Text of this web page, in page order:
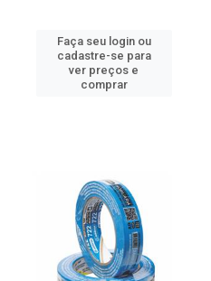
Faça seu login ou
cadastre-se para
ver preços e
comprar